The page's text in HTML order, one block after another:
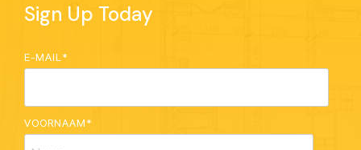
Sign Up Today
E-MAIL *
VOORNAAM*